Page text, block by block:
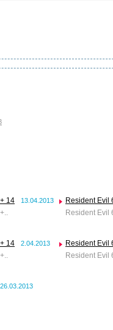
14 13.04.2013
Resident Evil
Resident Evil
14 2.04.2013
Resident Evil
Resident Evil
26.03.2013